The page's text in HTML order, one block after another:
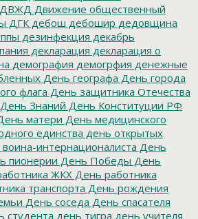
ДВЖД Движение общественный
ДГК дебош дебошир дедовщина
дезинфекция декабрь
декларация декларация о
демография демогрфия денежные
День географа День города
флага День защитника Отечества
День Знаний День Конституции РФ
матери День медицинского
единства день открытых
интернационалиста День
пионерии День Победы День
ЖКХ День работника
транспорта День рождения
День соседа День спасателя
студента день тигра день учителя